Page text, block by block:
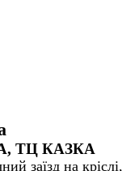
ТЦ КАЗКА
заїзд на кріслі,